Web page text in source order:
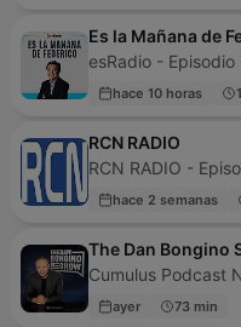
Es la Mañana de
esRadio - Episodio
hace 10 horas
RCN RADIO
RCN RADIO -
hace 2 semanas
The Dan Bongino
ayer 73 min